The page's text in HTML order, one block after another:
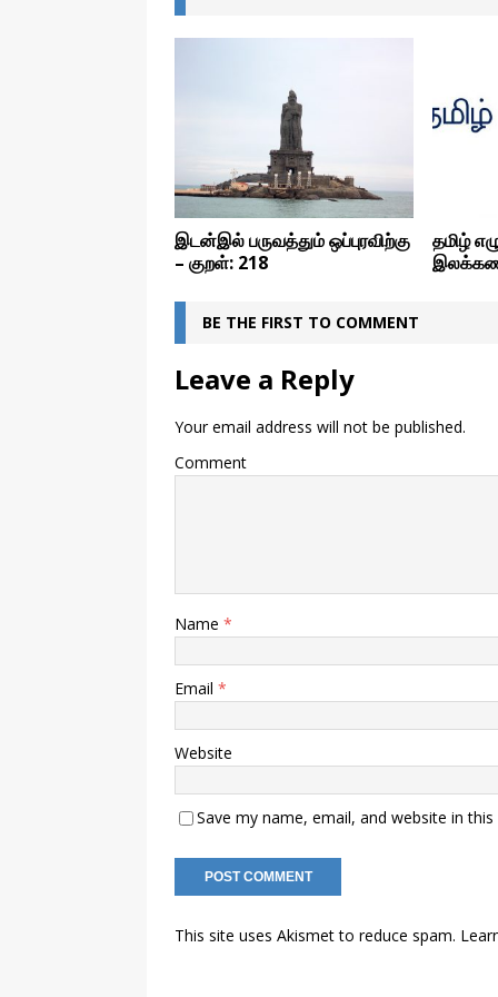
இடன்இல் பருவத்தும் ஒப்புரவிற்கு
– குறள்: 218
தமிழ்
BE THE FIRST TO COMMENT
Leave a Reply
Your email address will not be published.
Comment
Name *
Email *
Website
Save my name, email, and website in
This site uses Akismet to reduce spam.